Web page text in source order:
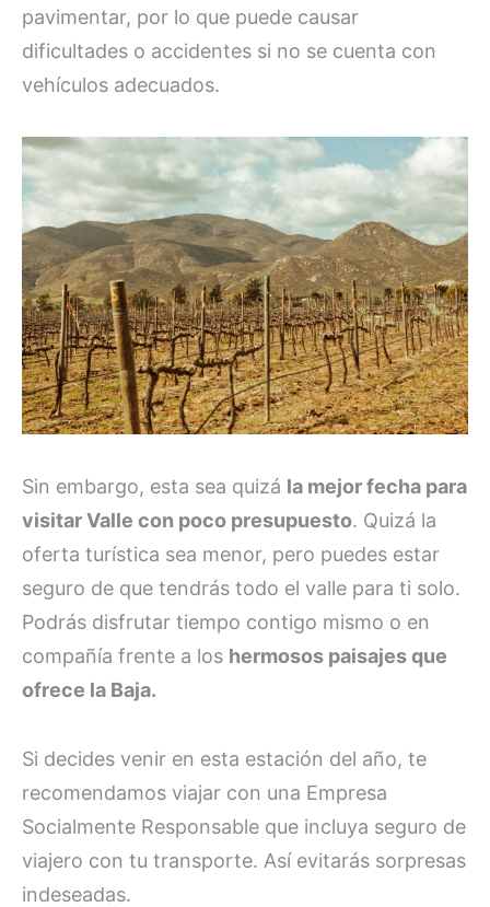
pavimentar, por lo que puede causar
dificultades o accidentes si no se cuenta con
vehículos adecuados.
Sin embargo, esta sea quizá la mejor fecha para
visitar Valle con poco presupuesto. Quizá la
oferta turística sea menor, pero puedes estar
seguro de que tendrás todo el valle para ti solo.
Podrás disfrutar tiempo contigo mismo o en
compañía frente a los hermosos paisajes que
ofrece la Baja.
Si decides venir en esta estación del año, te
recomendamos viajar con una Empresa
Socialmente Responsable que incluya seguro de
viajero con tu transporte. Así evitarás sorpresas
indeseadas.